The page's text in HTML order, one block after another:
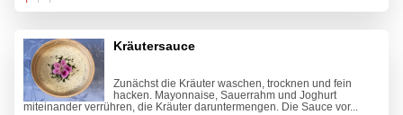
Kräutersauce
Zunächst die Kräuter waschen, trocknen und fein
hacken. Mayonnaise, Sauerrahm und Joghurt
miteinander verrühren, die Kräuter daruntermengen. Die Sauce vor...